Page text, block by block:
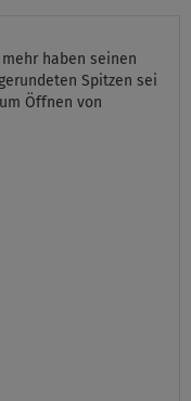
haben seinen
Spitzen sei
Öffnen von